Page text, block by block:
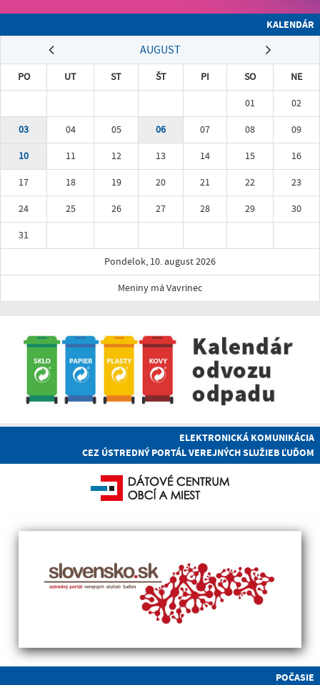
KALENDÁR
AUGUST
PO UT ST ŠT PI SO
NE
01
02
03
04 05 06 07 08
09
10
11 12 13 14 15
16
17
18 19 20 21 22
23
24
25 26 27 28 29
30
31
Pondelok, 10. august 2026
Meniny má Vavrinec
ELEKTRONICKÁ KOMUNIKÁCIA
CEZ ÚSTREDNÝ PORTÁL VEREJNÝCH SLUŽIEB ĽUĎOM
POČASIE